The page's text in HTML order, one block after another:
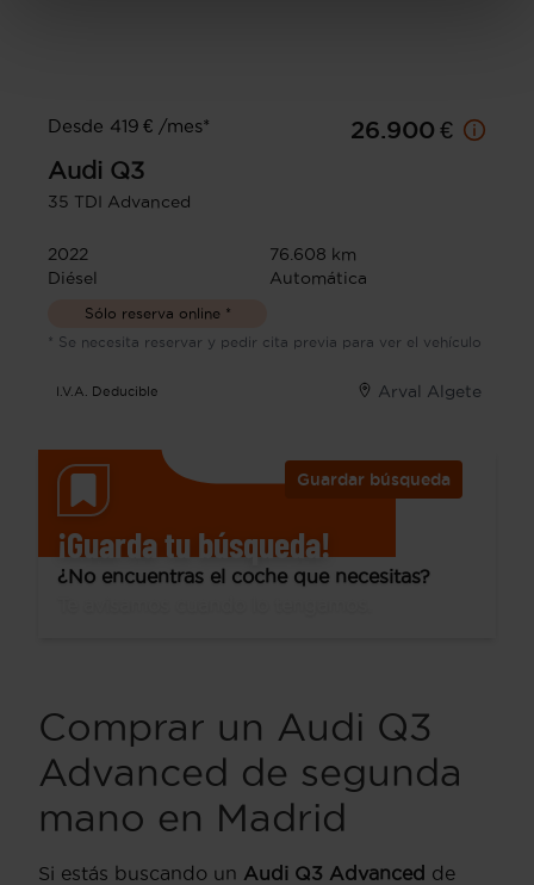
Desde 419 € /mes*
26.900 €
Audi Q3
35 TDI Advanced
2022
76.608 km
Diésel
Automática
Sólo reserva online *
* Se necesita reservar y pedir cita previa para ver el vehículo
I.V.A. Deducible Arval Algete
Guardar búsqueda
¡Guarda tu búsqueda!
¿No encuentras el coche que necesitas?
Comprar un Audi Q3
Advanced de segunda
mano en Madrid
Si estás buscando un Audi Q3 Advanced de